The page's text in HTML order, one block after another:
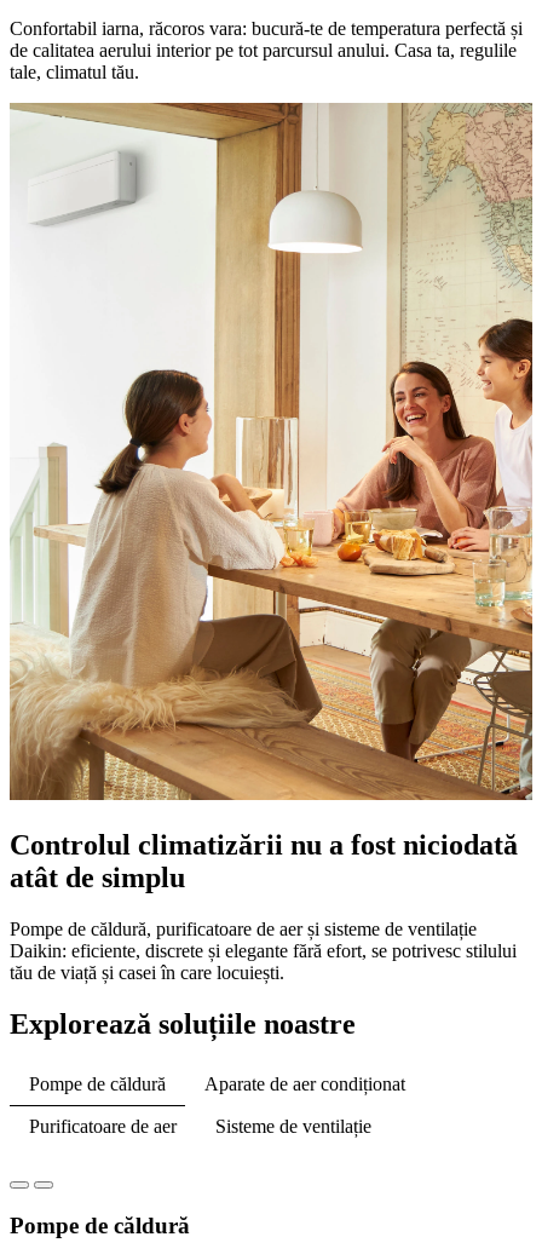
Confortabil iarna, răcoros vara: bucură-te de temperatura perfectă și
de calitatea aerului interior pe tot parcursul anului. Casa ta, regulile
tale, climatul tău.
Controlul climatizării nu a fost niciodată
atât de simplu
Pompe de căldură, purificatoare de aer și sisteme de ventilație
Daikin: eficiente, discrete și elegante fără efort, se potrivesc stilului
tău de viață și casei în care locuiești.
Explorează soluțiile noastre
Pompe de căldură Aparate de aer condiționat
Purificatoare de aer Sisteme de ventilație
Pompe de căldură